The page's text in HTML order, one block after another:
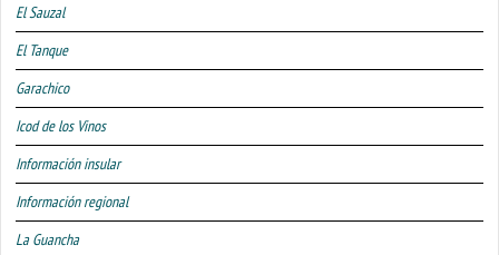
El Sauzal
El Tanque
Garachico
Icod de los Vinos
Información insular
Información regional
La Guancha